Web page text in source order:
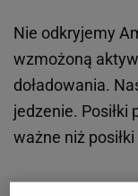
Nie odkryjemy
wzmożoną
doładowania.
jedzenie.
ważne niż